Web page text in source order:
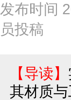
发布时间
员投稿
【导读】
其材质